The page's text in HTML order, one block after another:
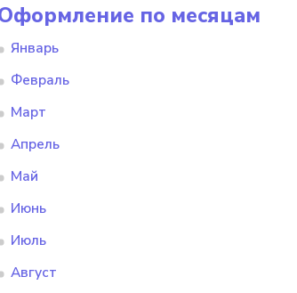
по месяцам
Январь
Февраль
Март
Апрель
Май
Июнь
Июль
Август